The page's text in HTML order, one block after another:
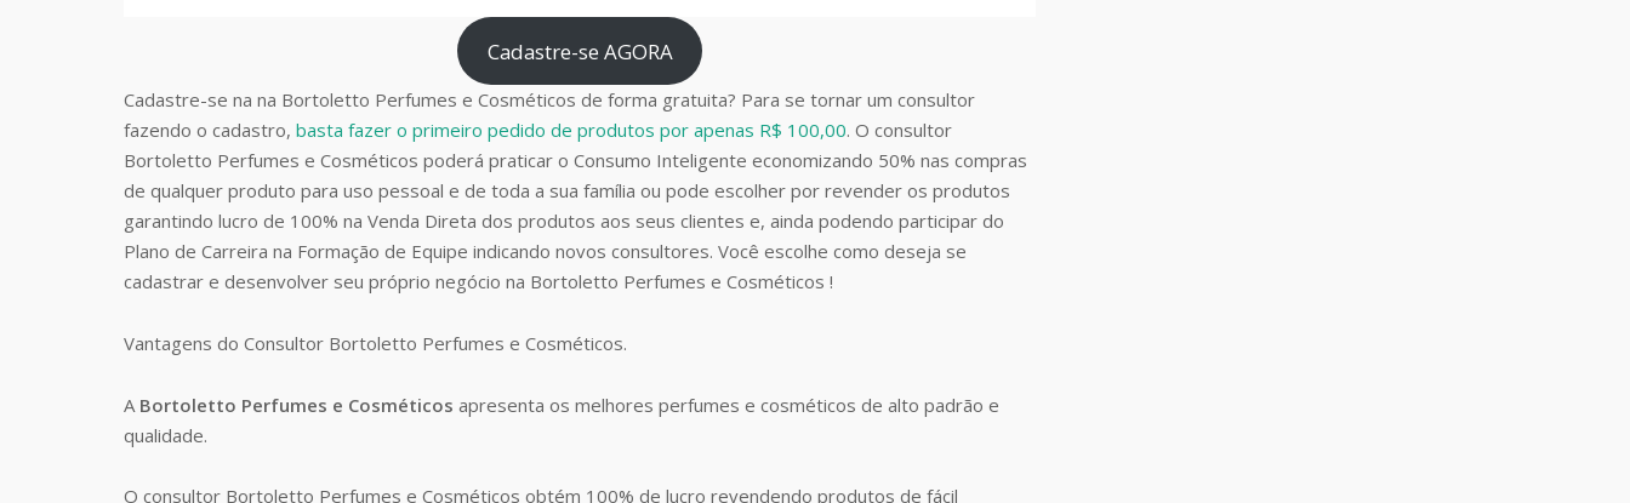
Cadastre-se AGORA
Cadastre-se na na Bortoletto Perfumes e Cosméticos de forma gratuita? Para se tornar um consultor
fazendo o cadastro, basta fazer o primeiro pedido de produtos por apenas R$ 100,00. O consultor
Bortoletto Perfumes e Cosméticos poderá praticar o Consumo Inteligente economizando 50% nas compras
de qualquer produto para uso pessoal e de toda a sua família ou pode escolher por revender os produtos
garantindo lucro de 100% na Venda Direta dos produtos aos seus clientes e, ainda podendo participar do
Plano de Carreira na Formação de Equipe indicando novos consultores. Você escolhe como deseja se
cadastrar e desenvolver seu próprio negócio na Bortoletto Perfumes e Cosméticos !
Vantagens do Consultor Bortoletto Perfumes e Cosméticos.
A Bortoletto Perfumes e Cosméticos apresenta os melhores perfumes e cosméticos de alto padrão e
qualidade.
O consultor Bortoletto Perfumes e Cosméticos obtém 100% de lucro revendendo produtos de fácil